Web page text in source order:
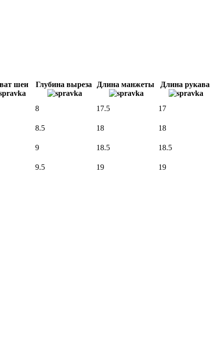
шеи Глубина выреза Длина манжеты Длина рукава
8 17.5 17
8.5 18 18
9 18.5 18.5
9.5 19 19